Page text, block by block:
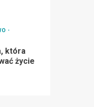
która
życie